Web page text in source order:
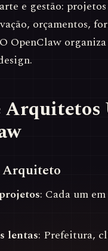
e gestão:
orçamentos,
OpenClaw
Arquitetos
Arquiteto
: Cada um em
lentas: Prefeitura,